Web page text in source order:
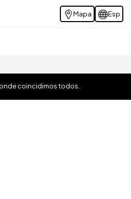
Mapa Esp
coincidimos todos.